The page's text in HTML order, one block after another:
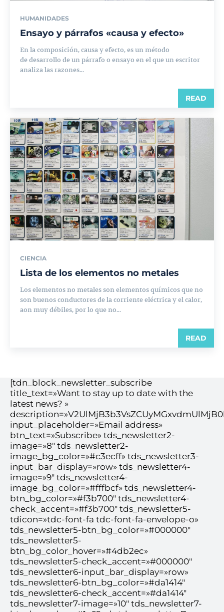
HUMANIDADES
Ensayo y párrafos «causa y efecto»
En la composición, causa y efecto, es un método
de desarrollo de un párrafo o ensayo en el que un escritor
analiza las razones...
READ
CIENCIA
Lista de los elementos no metales
Los elementos no metales son elementos químicos que no
son buenos conductores de la corriente eléctrica y el calor,
aon muy débiles, por lo que no...
READ
[tdn_block_newsletter_subscribe
title_text=»Want to stay up to date with the
latest news? »
input_placeholder=»Email address»
btn_text=»Subscribe» tds_newsletter2-
image=»8″ tds_newsletter2-
image_bg_color=»#c3ecff» tds_newsletter3-
input_bar_display=»row» tds_newsletter4-
image=»9″ tds_newsletter4-
image_bg_color=»#fffbcf» tds_newsletter4-
btn_bg_color=»#f3b700″ tds_newsletter4-
check_accent=»#f3b700″ tds_newsletter5-
tdicon=»tdc-font-fa tdc-font-fa-envelope-o»
tds_newsletter5-btn_bg_color=»#000000″
tds_newsletter5-
btn_bg_color_hover=»#4db2ec»
tds_newsletter5-check_accent=»#000000″
tds_newsletter6-input_bar_display=»row»
tds_newsletter6-btn_bg_color=»#da1414″
tds_newsletter6-check_accent=»#da1414″
tds_newsletter7-image=»10″ tds_newsletter7-